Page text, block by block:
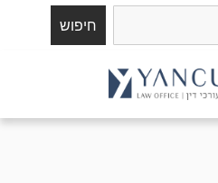
חיפוש